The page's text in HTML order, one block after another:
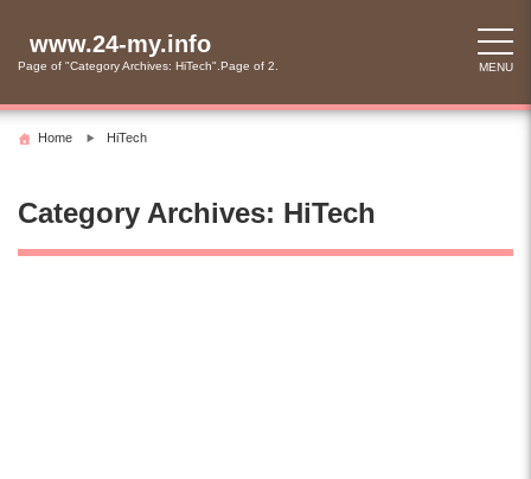
content
www.24-my.info
Page of "Category Archives: HiTech".Page of 2. MENU
Home HiTech
Category Archives: HiTech